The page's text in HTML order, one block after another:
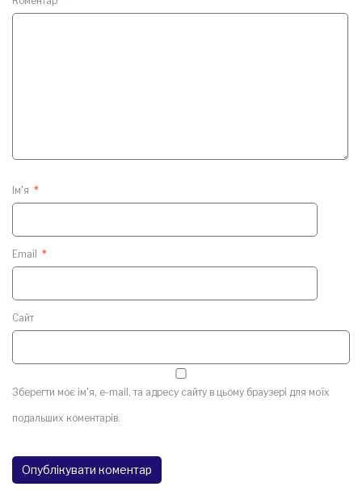
Ім'я *
Email *
Сайт
Зберегти моє ім'я, e-mail, та адресу сайту в цьому браузері для моїх
подальших коментарів.